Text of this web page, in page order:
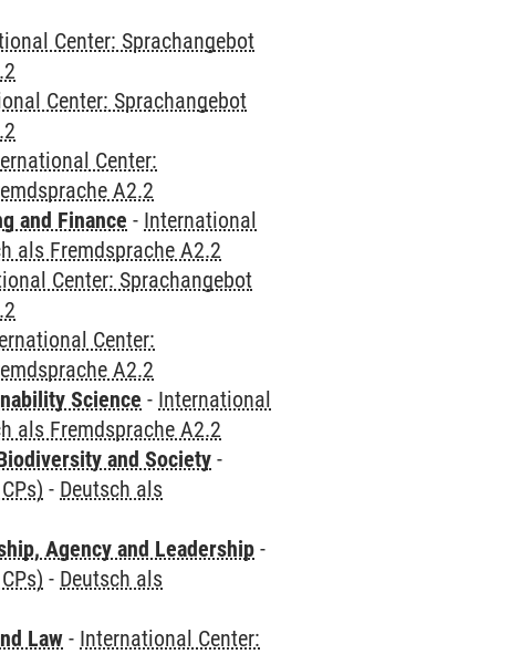
Center: Sprachangebot
Center: Sprachangebot
Center:
A2.2
and Finance - International
als Fremdsprache A2.2
Center: Sprachangebot
Center:
A2.2
Science - International
als Fremdsprache A2.2
and Society -
- Deutsch als
Agency and Leadership -
- Deutsch als
Law - International Center: